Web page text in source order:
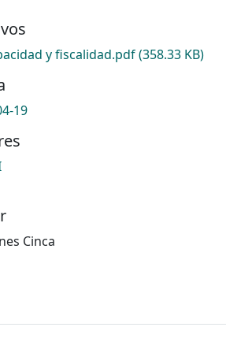
y fiscalidad.pdf(358.33 KB)
19
Cinca